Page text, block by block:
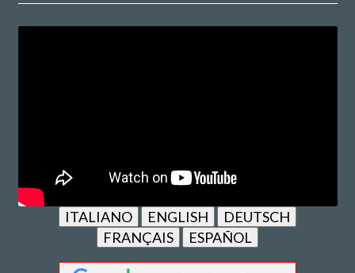
ITALIANO ENGLISH
DEUTSCH
FRANÇAIS
ESPAÑOL